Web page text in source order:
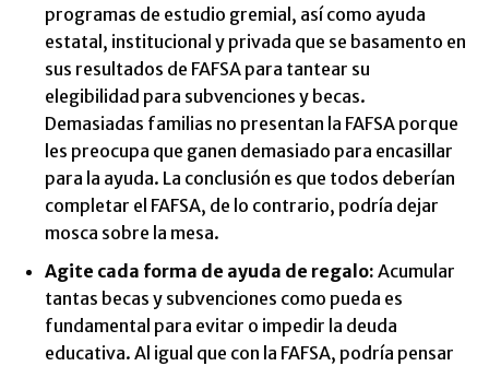
programas de estudio gremial, así como ayuda
estatal, institucional y privada que se basamento en
sus resultados de FAFSA para tantear su
elegibilidad para subvenciones y becas.
Demasiadas familias no presentan la FAFSA porque
les preocupa que ganen demasiado para encasillar
para la ayuda. La conclusión es que todos deberían
completar el FAFSA, de lo contrario, podría dejar
mosca sobre la mesa.
Agite cada forma de ayuda de regalo: Acumular
tantas becas y subvenciones como pueda es
fundamental para evitar o impedir la deuda
educativa. Al igual que con la FAFSA, podría pensar